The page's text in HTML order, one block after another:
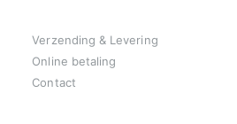
Verzending & Levering
Online betaling
Contact